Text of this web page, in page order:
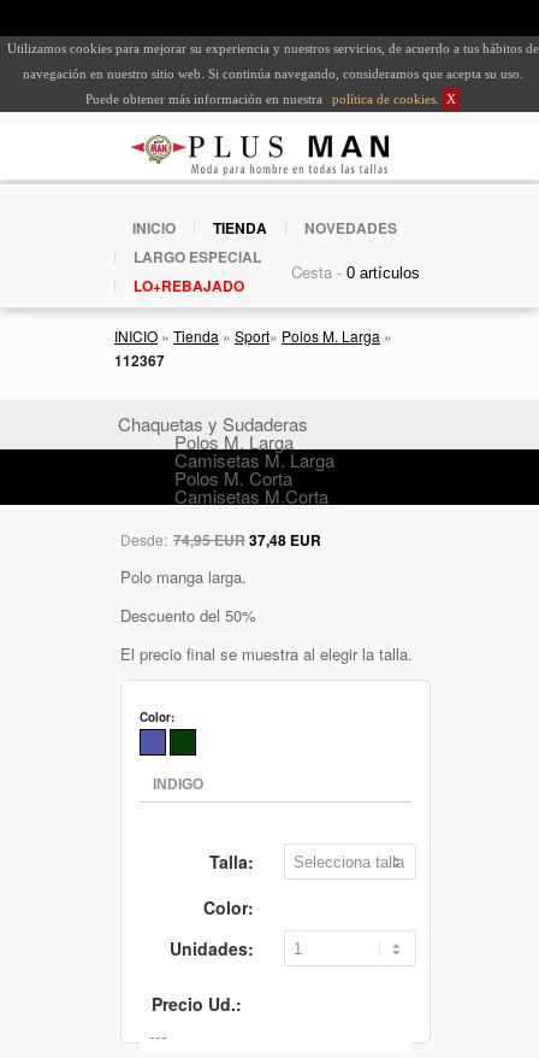
Utilizamos cookies para mejorar su experiencia y nuestros servicios, de acuerdo a tus hábitos de
navegación en nuestro sitio web. Si continúa navegando, consideramos que acepta su uso.
Puede obtener más información en nuestra
política de cookies X
INICIO TIENDA
NOVEDADES
LARGO ESPECIAL
LO+REBAJADO
Cesta -
INICIO » Tienda » Sport» Polos M. Larga »
112367
Chaquetas y Sudaderas
Polos M. Larga
Camisetas M. Larga
Polos M. Corta
Camisetas M.Corta
Desde: 74,95 EUR37,48 EUR
Polo manga larga.
Descuento del 50%
El precio final se muestra al elegir la talla.
Color:
Talla:
Color:
Unidades:
Precio Ud.: